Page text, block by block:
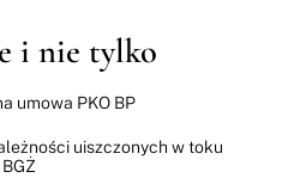
i nie tylko
umowa PKO BP
uiszczonych w toku